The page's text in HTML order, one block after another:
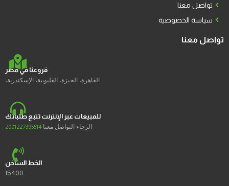
تواصل معنا
سياسة الخصوصية
تواصل معنا
فروعنا في مصر
القاهرة، الجيزة، القليوبية، الإسكندرية،
للمبيعات عبر الإنترنت تتبع طلباتك
الرجاء التواصل معنا 2001227395514
الخط الساخن
15400